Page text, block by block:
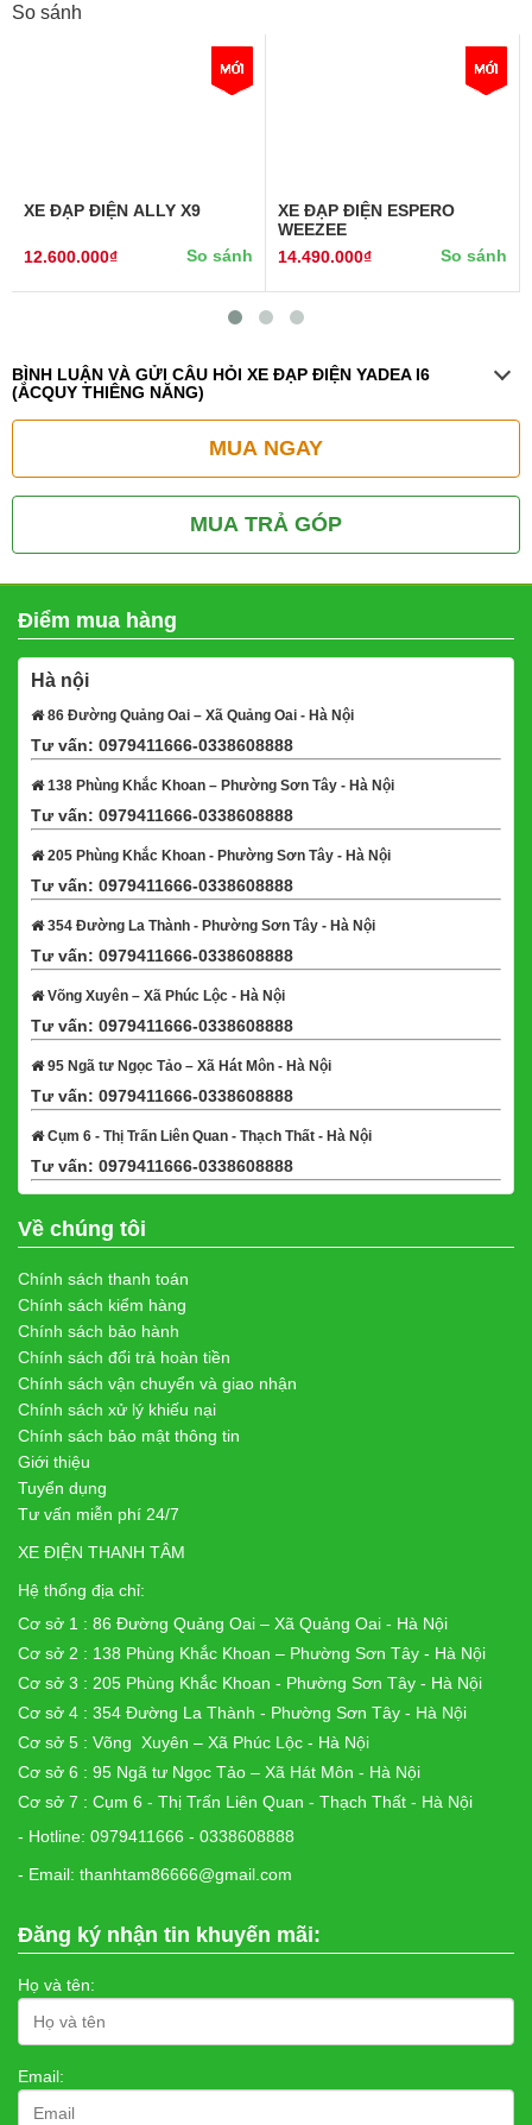
So sánh
XE ĐẠP ĐIỆN ALLY X9
12.600.000₫ So sánh
XE ĐẠP ĐIỆN ESPERO
WEEZEE
14.490.000₫
So sánh
BÌNH LUẬN VÀ GỬI CÂU HỎI XE ĐẠP ĐIỆN YADEA I6
(ẮCQUY THIÊNG NĂNG)
MUA NGAY
MUA TRẢ GÓP
Điểm mua hàng
Hà nội
86 Đường Quảng Oai – Xã Quảng Oai - Hà Nội
Tư vấn: 0979411666-0338608888
138 Phùng Khắc Khoan – Phường Sơn Tây - Hà Nội
Tư vấn: 0979411666-0338608888
205 Phùng Khắc Khoan - Phường Sơn Tây - Hà Nội
Tư vấn: 0979411666-0338608888
354 Đường La Thành - Phường Sơn Tây - Hà Nội
Tư vấn: 0979411666-0338608888
Võng Xuyên – Xã Phúc Lộc - Hà Nội
Tư vấn: 0979411666-0338608888
95 Ngã tư Ngọc Tảo – Xã Hát Môn - Hà Nội
Tư vấn: 0979411666-0338608888
Cụm 6 - Thị Trấn Liên Quan - Thạch Thất - Hà Nội
Tư vấn: 0979411666-0338608888
Về chúng tôi
Chính sách thanh toán
Chính sách kiểm hàng
Chính sách bảo hành
Chính sách đổi trả hoàn tiền
Chính sách vận chuyển và giao nhận
Chính sách xử lý khiếu nại
Chính sách bảo mật thông tin
Giới thiệu
Tuyển dụng
Tư vấn miễn phí 24/7
XE ĐIỆN THANH TÂM
Hệ thống địa chỉ:
Cơ sở 1 : 86 Đường Quảng Oai – Xã Quảng Oai - Hà Nội
Cơ sở 2 : 138 Phùng Khắc Khoan – Phường Sơn Tây - Hà Nội
Cơ sở 3 : 205 Phùng Khắc Khoan - Phường Sơn Tây - Hà Nội
Cơ sở 4 : 354 Đường La Thành - Phường Sơn Tây - Hà Nội
Cơ sở 5 : Võng Xuyên – Xã Phúc Lộc - Hà Nội
Cơ sở 6 : 95 Ngã tư Ngọc Tảo – Xã Hát Môn - Hà Nội
Cơ sở 7 : Cụm 6 - Thị Trấn Liên Quan - Thạch Thất - Hà Nội
- Hotline: 0979411666 - 0338608888
- Email: thanhtam86666@gmail.com
Đăng ký nhận tin khuyến mãi:
Họ và tên:
Email: